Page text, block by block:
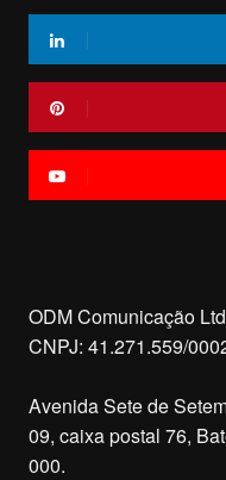
ODM Comunicação
CNPJ: 41.271.559/
Avenida Sete de
09, caixa postal 76,
000.